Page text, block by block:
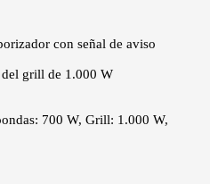
con señal de aviso
grill de 1.000 W
700 W, Grill: 1.000 W,